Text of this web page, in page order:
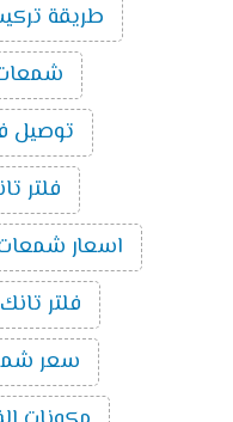
طريقة تركيب فلتر
شمعات
توصيل
فلتر تانك
اسعار شمعات الفلتر
فلتر تانك 5 مراحل الترا
سعر شمعات